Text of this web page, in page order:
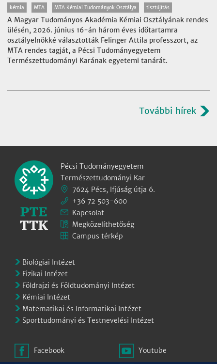
kémia MTA MTA Kémiai Tudományok Osztálya tisztújítás
A Magyar Tudományos Akadémia Kémiai Osztályának rendes
ülésén, 2026. június 16-án három éves időtartamra
osztályelnökké választották Felinger Attila professzort, az
MTA rendes tagját, a Pécsi Tudományegyetem
Természettudományi Karának egyetemi tanárát.
További hírek
Pécsi Tudományegyetem
Természettudományi Kar
7624 Pécs, Ifjúság útja 6.
+36 72 503-600
Kapcsolat
Megközelíthetőség
Campus térkép
Biológiai Intézet
Fizikai Intézet
Földrajzi és Földtudományi Intézet
Kémiai Intézet
Matematikai és Informatikai Intézet
Sporttudományi és Testnevelési Intézet
Facebook Youtube